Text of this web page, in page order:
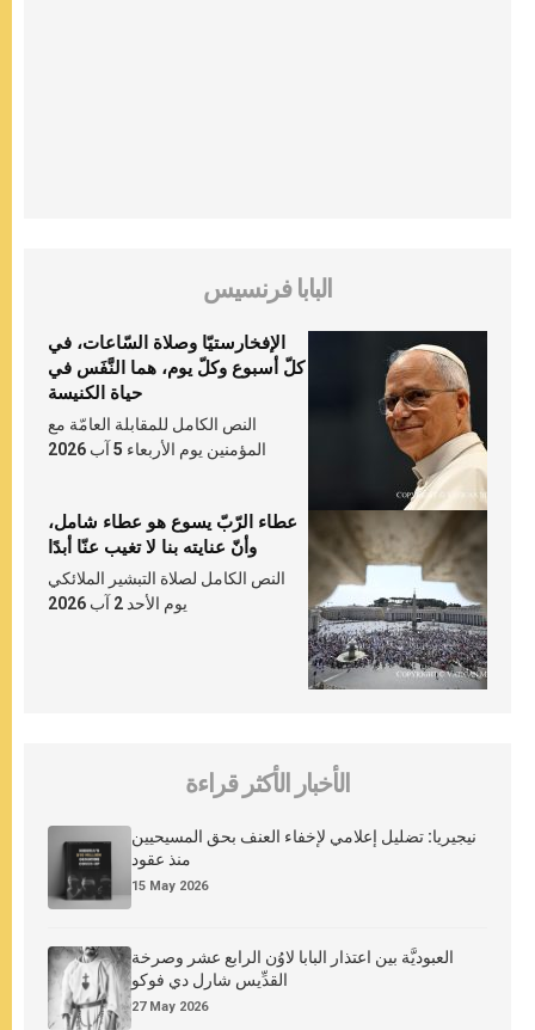
البابا فرنسيس
الإفخارستيّا وصلاة السّاعات، في
كلّ أسبوع وكلّ يوم، هما النَّفَس في
حياة الكنيسة
النص الكامل للمقابلة العامّة مع
المؤمنين يوم الأربعاء 5 آب 2026
عطاء الرّبّ يسوع هو عطاء شامل،
وأنّ عنايته بنا لا تغيب عنّا أبدًا
النص الكامل لصلاة التبشير الملائكي
يوم الأحد 2 آب 2026
الأخبار الأكثر قراءة
نيجيريا: تضليل إعلامي لإخفاء العنف بحق المسيحيين
منذ عقود
15 May 2026
العبوديَّة بين اعتذار البابا لاوُن الرابع عشر وصرخة
القدِّيس شارل دي فوكو
27 May 2026